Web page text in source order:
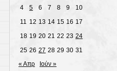
4
5 6 7 8 9
10
11 12 13 14 15 16 17
18 19 20 21 22 23 24
25 26 27 28 29 30 31
« Απρ
Ιούν »